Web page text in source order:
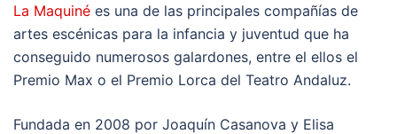
La Maquiné es una de las principales compañías de
artes escénicas para la infancia y juventud que ha
conseguido numerosos galardones, entre el ellos el
Premio Max o el Premio Lorca del Teatro Andaluz.
Fundada en 2008 por Joaquín Casanova y Elisa